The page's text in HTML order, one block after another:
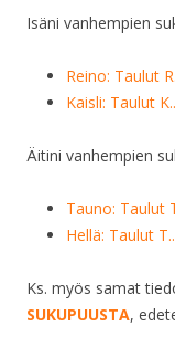
Isäni vanhempien
Reino: Taulut
Kaisli: Taulut K..
Äitini vanhempien
Tauno: Taulut
Hellä: Taulut T..
Ks. myös samat
SUKUPUUSTA,